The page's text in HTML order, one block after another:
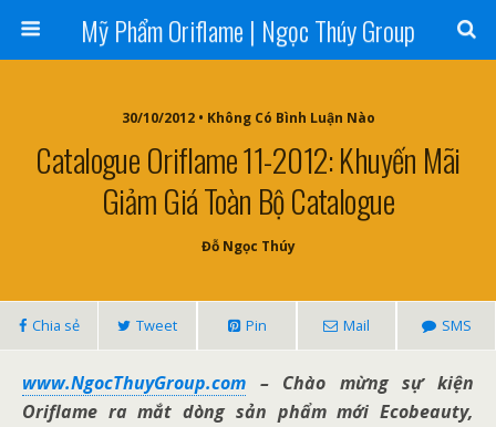
Mỹ Phẩm Oriflame | Ngọc Thúy Group
30/10/2012 • Không Có Bình Luận Nào
Catalogue Oriflame 11-2012: Khuyến Mãi
Giảm Giá Toàn Bộ Catalogue
Đỗ Ngọc Thúy
Chia sẻ Tweet Pin Mail SMS
www.NgocThuyGroup.com – Chào mừng sự kiện
Oriflame ra mắt dòng sản phẩm mới Ecobeauty,